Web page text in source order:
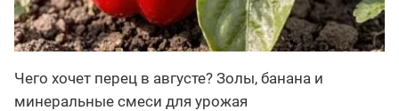
Чего хочет перец в августе? Золы, банана и
минеральные смеси для урожая